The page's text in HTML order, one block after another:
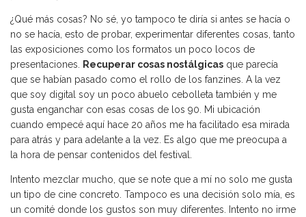
¿Qué más cosas? No sé, yo tampoco te diría si antes se hacía o
no se hacía, esto de probar, experimentar diferentes cosas, tanto
las exposiciones como los formatos un poco locos de
presentaciones. Recuperar cosas nostálgicas que parecía
que se habían pasado como el rollo de los fanzines. A la vez
que soy digital soy un poco abuelo cebolleta también y me
gusta enganchar con esas cosas de los 90. Mi ubicación
cuando empecé aquí hace 20 años me ha facilitado esa mirada
para atrás y para adelante a la vez. Es algo que me preocupa a
la hora de pensar contenidos del festival.
Intento mezclar mucho, que se note que a mí no solo me gusta
un tipo de cine concreto. Tampoco es una decisión solo mía, es
un comité donde los gustos son muy diferentes. Intento no irme